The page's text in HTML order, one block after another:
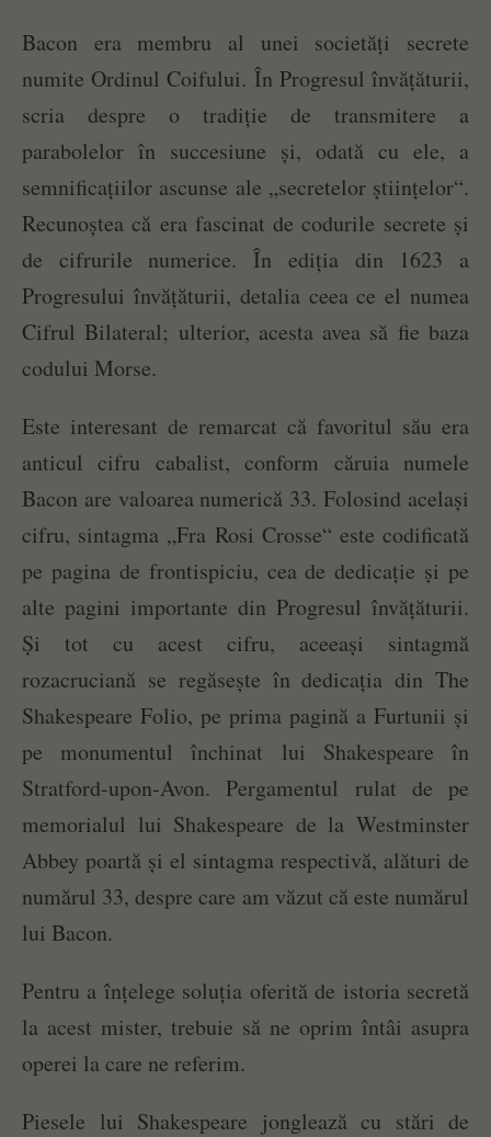
Bacon era membru al unei societăți secrete
numite Ordinul Coifului. În Progresul învățăturii,
scria despre o tradiție de transmitere a
parabolelor în succesiune și, odată cu ele, a
semnificațiilor ascunse ale „secretelor științelor“.
Recunoștea că era fascinat de codurile secrete și
de cifrurile numerice. În ediția din 1623 a
Progresului învățăturii, detalia ceea ce el numea
Cifrul Bilateral; ulterior, acesta avea să fie baza
codului Morse.
Este interesant de remarcat că favoritul său era
anticul cifru cabalist, conform căruia numele
Bacon are valoarea numerică 33. Folosind același
cifru, sintagma „Fra Rosi Crosse“ este codificată
pe pagina de frontispiciu, cea de dedicație și pe
alte pagini importante din Progresul învățăturii.
Și tot cu acest cifru, aceeași sintagmă
rozacruciană se regăsește în dedicația din The
Shakespeare Folio, pe prima pagină a Furtunii și
pe monumentul închinat lui Shakespeare în
Stratford-upon-Avon. Pergamentul rulat de pe
memorialul lui Shakespeare de la Westminster
Abbey poartă și el sintagma respectivă, alături de
numărul 33, despre care am văzut că este numărul
lui Bacon.
Pentru a înțelege soluția oferită de istoria secretă
la acest mister, trebuie să ne oprim întâi asupra
operei la care ne referim.
Piesele lui Shakespeare jonglează cu stări de